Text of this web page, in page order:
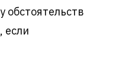
обстоятельств
если